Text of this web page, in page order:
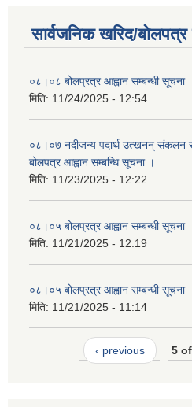
सार्वजनिक खरिद/
०८।०८ बोलप्रत्र आह्वान सम्बन्धी सूचना
मिति: 11/24/2025 - 12:54
०८।०७ नदीजन्य पदार्थ उत्खनन् संकलन र
बोलपत्र आह्वान सम्बन्धि सूचना ।
मिति: 11/23/2025 - 12:22
०८।०५ बोलप्रत्र आह्वान सम्बन्धी सूचना
मिति: 11/21/2025 - 12:19
०८।०५ बोलप्रत्र आह्वान सम्बन्धी सूचना
मिति: 11/21/2025 - 11:14
‹ previous 5